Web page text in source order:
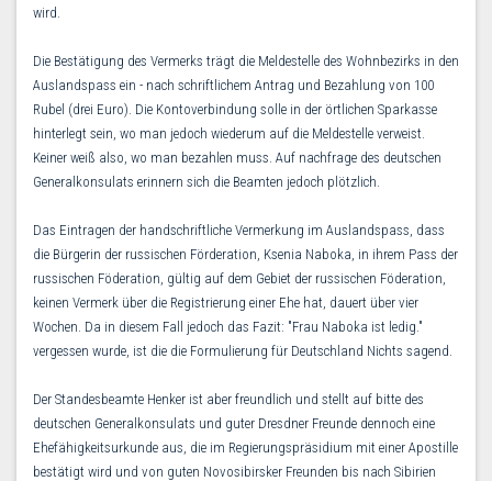
wird.
Die Bestätigung des Vermerks trägt die Meldestelle des Wohnbezirks in den
Auslandspass ein - nach schriftlichem Antrag und Bezahlung von 100
Rubel (drei Euro). Die Kontoverbindung solle in der örtlichen Sparkasse
hinterlegt sein, wo man jedoch wiederum auf die Meldestelle verweist.
Keiner weiß also, wo man bezahlen muss. Auf nachfrage des deutschen
Generalkonsulats erinnern sich die Beamten jedoch plötzlich.
Das Eintragen der handschriftliche Vermerkung im Auslandspass, dass
die Bürgerin der russischen Förderation, Ksenia Naboka, in ihrem Pass der
russischen Föderation, gültig auf dem Gebiet der russischen Föderation,
keinen Vermerk über die Registrierung einer Ehe hat, dauert über vier
Wochen. Da in diesem Fall jedoch das Fazit: "Frau Naboka ist ledig."
vergessen wurde, ist die die Formulierung für Deutschland Nichts sagend.
Der Standesbeamte Henker ist aber freundlich und stellt auf bitte des
deutschen Generalkonsulats und guter Dresdner Freunde dennoch eine
Ehefähigkeitsurkunde aus, die im Regierungspräsidium mit einer Apostille
bestätigt wird und von guten Novosibirsker Freunden bis nach Sibirien